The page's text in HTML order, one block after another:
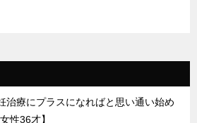
治療にプラスになればと思い通い始め
性36才】